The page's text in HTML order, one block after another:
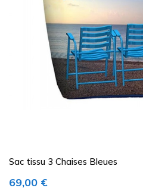
Sac tissu 3 Chaises Bleues
Prix
69,00 €